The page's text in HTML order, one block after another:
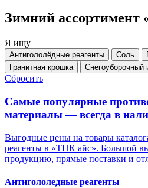
Зимний ассортимент
Я ищу
Антигололёдные реагенты Соль
Гранитная крошка
Снегоуборочный
Сбросить
Самые популярные
материалы — всегда в
Выгодные цены на товары
реагенты в «ТНК айс». Большой
продукцию, прямые поставки и
Антигололедные реагенты